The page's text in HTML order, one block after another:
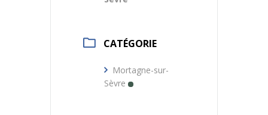
CATÉGORIE
Mortagne-sur-
Sèvre